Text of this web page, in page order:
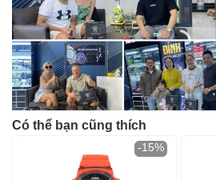
Có thể bạn cũng thích
-15%